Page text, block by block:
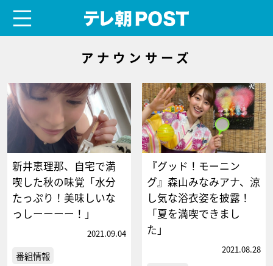
アナウンサーズ
新井恵理那、自宅で満
喫した秋の味覚「水分
たっぷり！美味しいな
っしーーーー！」
2021.09.04
番組情報
『グッド！モーニン
グ』森山みなみアナ、涼
し気な浴衣姿を披露！
「夏を満喫できまし
た」
2021.08.28